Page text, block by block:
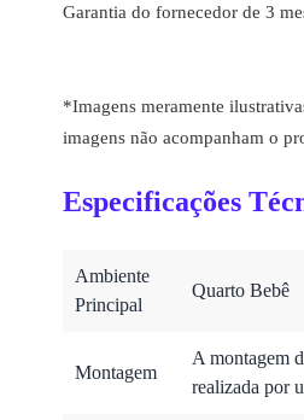
Garantia do fornecedor de 3
*Imagens meramente
imagens não acompanham o
Especificações
Ambiente
Principal
Quarto Bebê
Montagem
A montagem
realizada por